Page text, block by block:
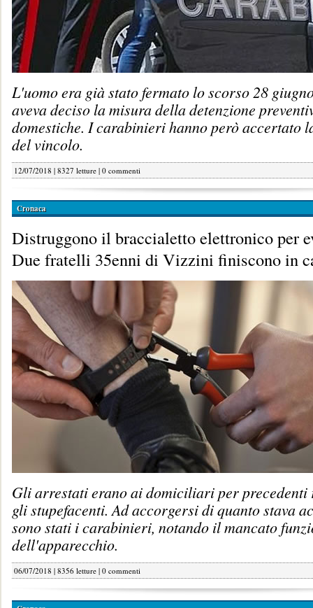
L'uomo era già stato fermato lo scorso 28
aveva deciso la misura della detenzione
domestiche. I carabinieri hanno però accertato
del vincolo.
12/07/2018 | 8327 letture | 0 commenti
Cronaca
Distruggono il braccialetto elettronico per
Due fratelli 35enni di Vizzini finiscono in
Gli arrestati erano ai domiciliari per precedenti
gli stupefacenti. Ad accorgersi di quanto stava
sono stati i carabinieri, notando il mancato
dell'apparecchio.
06/07/2018 | 8356 letture | 0 commenti